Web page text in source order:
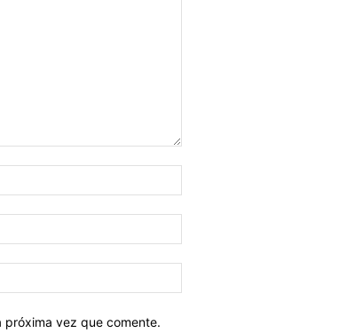
electrónico:*
web:
próxima vez que comente.